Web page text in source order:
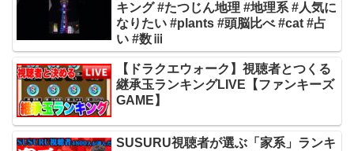
キング #たつじん地理 #地理系 #人気に
なりたい #plants #頭脳比べ #cat #占
い #数ⅲ
【ドラクエウォーク】視聴者とつくる
継承玉ランキングLIVE【ファンキーズ
GAME】
SUSURU視聴者が選ぶ「家系」ランキ